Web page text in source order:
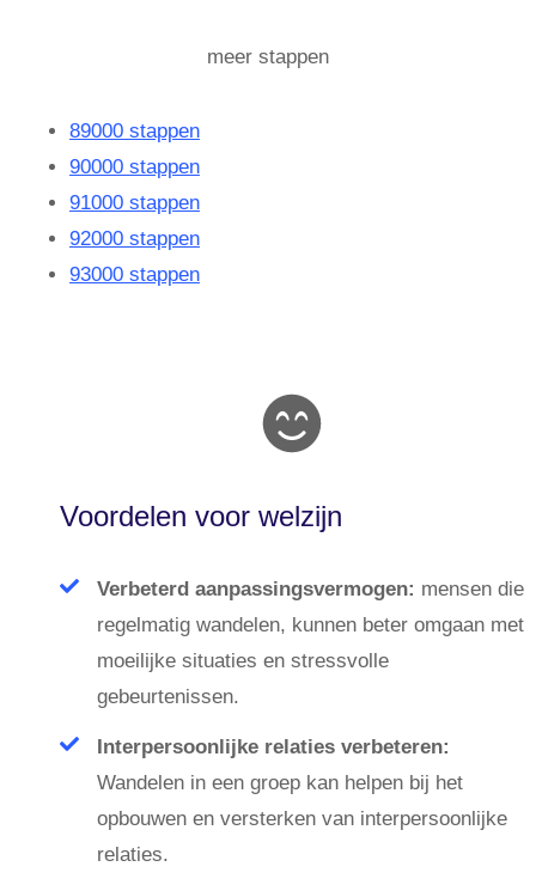
meer stappen
89000 stappen
90000 stappen
91000 stappen
92000 stappen
93000 stappen
Voordelen voor welzijn
Verbeterd aanpassingsvermogen: mensen die
regelmatig wandelen, kunnen beter omgaan met
moeilijke situaties en stressvolle
gebeurtenissen.
Interpersoonlijke relaties verbeteren:
Wandelen in een groep kan helpen bij het
opbouwen en versterken van interpersoonlijke
relaties.